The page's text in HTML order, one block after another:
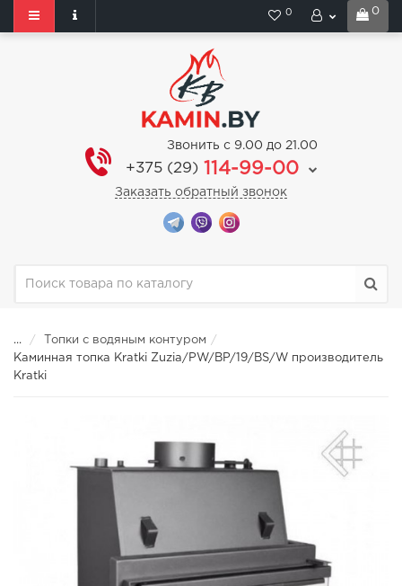
0
0
Звонить с 9.00 до 21.00
+375 (29) 114-99-00
Заказать обратный звонок
...
Топки с водяным контуром
Каминная топка Kratki Zuzia/PW/BP/19/BS/W производитель
Kratki